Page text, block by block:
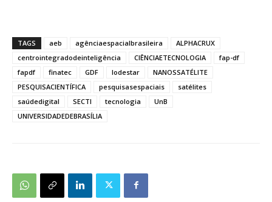
TAGS aeb agênciaespacialbrasileira
ALPHACRUX
centrointegradodeinteligência
CIÊNCIAETECNOLOGIA
fap-df
fapdf
finatec GDF lodestar
NANOSSATÉLITE
PESQUISACIENTÍFICA
pesquisasespaciais
satélites
saúdedigital
SECTI tecnologia
UnB
UNIVERSIDADEDEBRASÍLIA